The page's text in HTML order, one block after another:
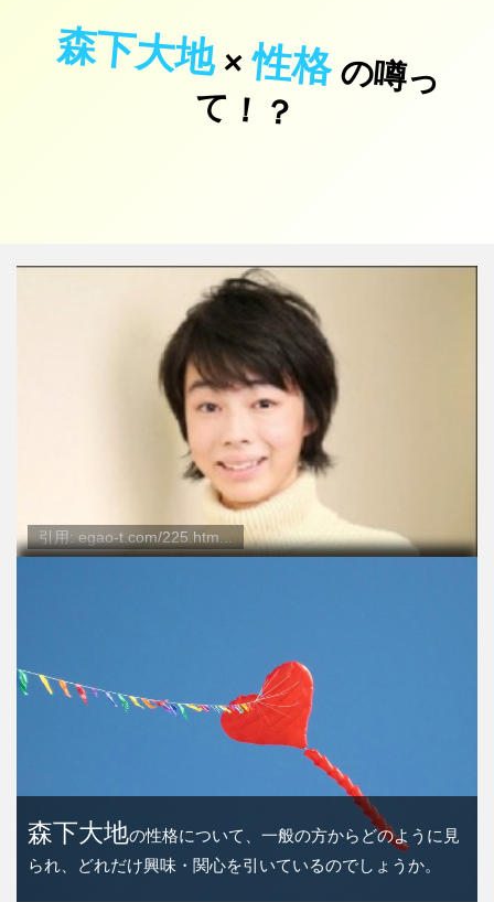
森下大地×性格の
噂
っ
て
！
？
引用: egao-t.com/225.htm...
森下大地の性格について、一般の方からどのように見
られ、どれだけ興味・関心を引いているのでしょうか。